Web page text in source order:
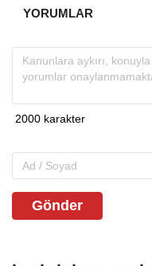
YORUMLAR
Gönder